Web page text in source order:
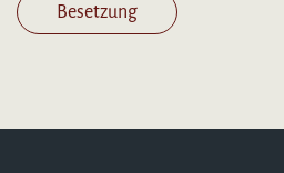
Besetzung